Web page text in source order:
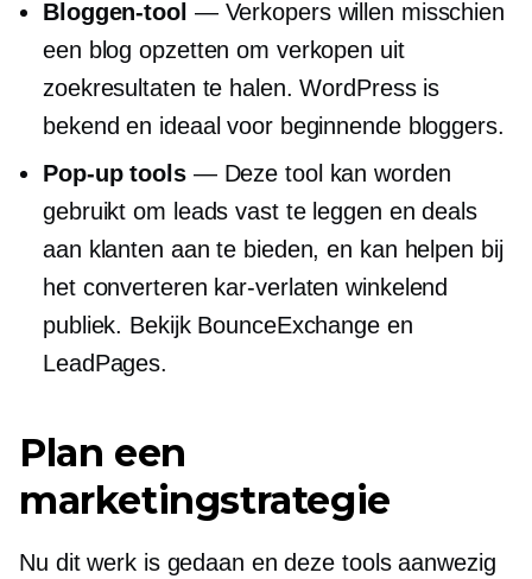
Bloggen-tool — Verkopers willen misschien
een blog opzetten om verkopen uit
zoekresultaten te halen. WordPress is
bekend en ideaal voor beginnende bloggers.
Pop-uptools— Deze tool kan worden
gebruikt om leads vast te leggen en deals
aan klanten aan te bieden, en kan helpen bij
het converteren kar-verlaten winkelend
publiek. Bekijk BounceExchange en
LeadPages.
Plan een
marketingstrategie
Nu dit werk is gedaan en deze tools aanwezig